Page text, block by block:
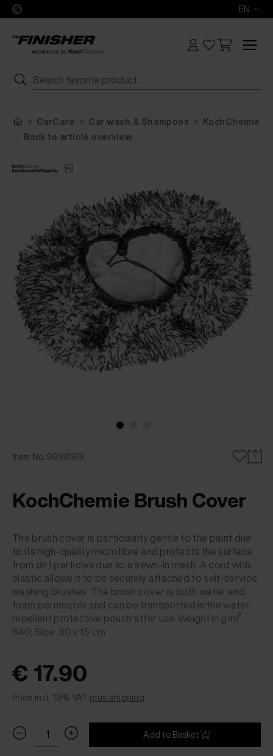
EN
CarCare Car wash & Shampoos
KochChemie
Back to article overview
Item No. 9998169
KochChemie Brush Cover
The brush cover is particularly gentle to the paint due
to its high-quality microfibre and protects the surface
from dirt particles due to a sewn-in mesh. A cord with
elastic allows it to be securely attached to self-service
washing brushes. The brush cover is both water and
foam permeable and can be transported in the water-
repellent protective pouch after use. Weight in g/m²:
640; Size: 30 x 15 cm
€ 17.90
Price incl. 19% VAT plus shipping
Add to Basket